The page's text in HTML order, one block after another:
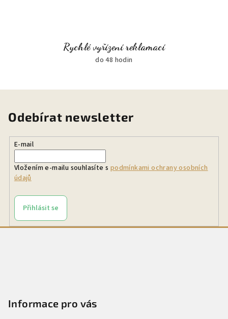
Rychlé vyřízení reklamací
do 48 hodin
Odebírat newsletter
E-mail
Vložením e-mailu souhlasíte s podmínkami ochrany osobních
údajů
Přihlásit se
Informace pro vás